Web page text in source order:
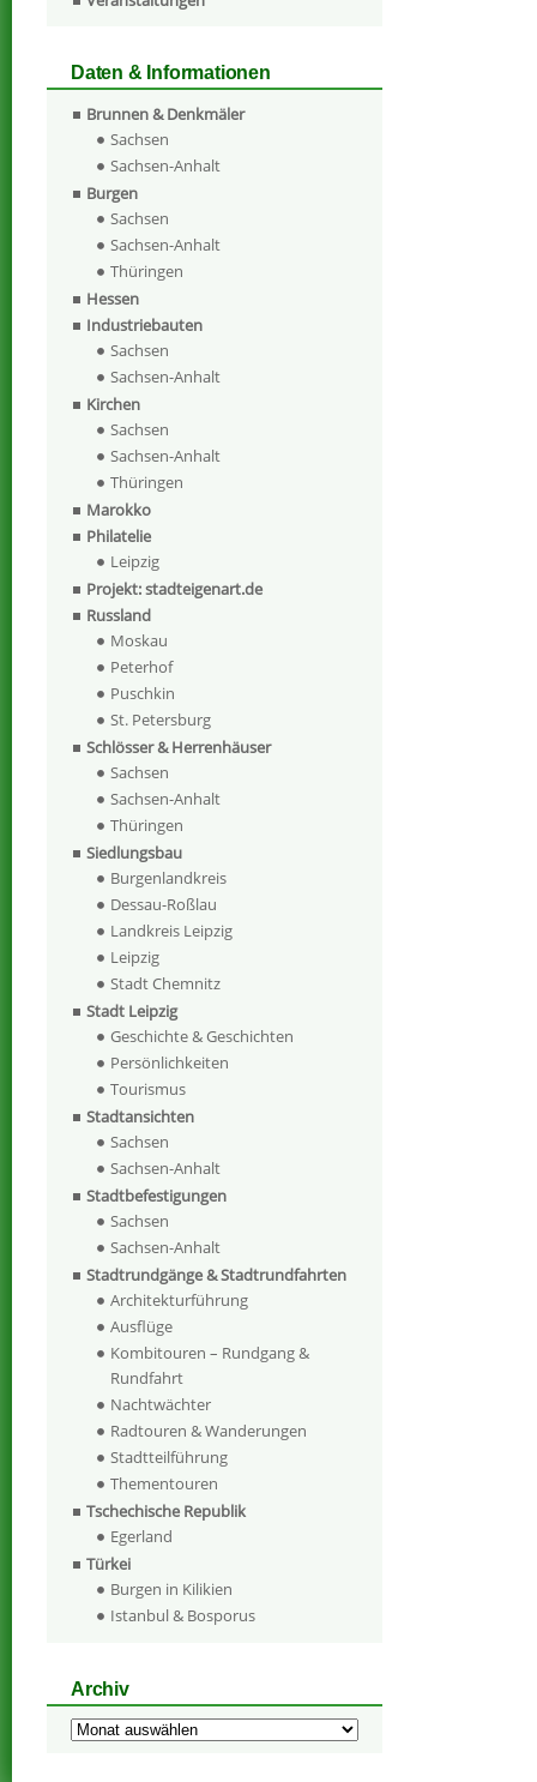
Daten & Informationen
Brunnen & Denkmäler
Sachsen
Sachsen-Anhalt
Burgen
Sachsen
Sachsen-Anhalt
Thüringen
Hessen
Industriebauten
Sachsen
Sachsen-Anhalt
Kirchen
Sachsen
Sachsen-Anhalt
Thüringen
Marokko
Philatelie
Leipzig
Projekt: stadteigenart.de
Russland
Moskau
Peterhof
Puschkin
St. Petersburg
Schlösser & Herrenhäuser
Sachsen
Sachsen-Anhalt
Thüringen
Siedlungsbau
Burgenlandkreis
Dessau-Roßlau
Landkreis Leipzig
Leipzig
Stadt Chemnitz
Stadt Leipzig
Geschichte & Geschichten
Persönlichkeiten
Tourismus
Stadtansichten
Sachsen
Sachsen-Anhalt
Stadtbefestigungen
Sachsen
Sachsen-Anhalt
Stadtrundgänge & Stadtrundfahrten
Architekturführung
Ausflüge
Kombitouren – Rundgang &
Rundfahrt
Nachtwächter
Radtouren & Wanderungen
Stadtteilführung
Thementouren
Tschechische Republik
Egerland
Türkei
Burgen in Kilikien
Istanbul & Bosporus
Archiv
Archiv